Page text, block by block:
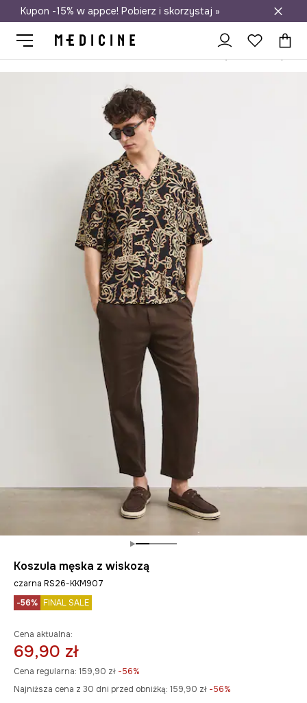
Darmowa dostawa do salonów
Kupon -15% w appce! Pobierz i skorzystaj »
Koszula męska z wiskozą
czarna RS26-KKM907
-56% FINAL SALE
Cena aktualna:
69,90 zł
Cena regularna: 159,90 zł -56%
Najniższa cena z 30 dni przed obniżką: 159,90 zł -56%